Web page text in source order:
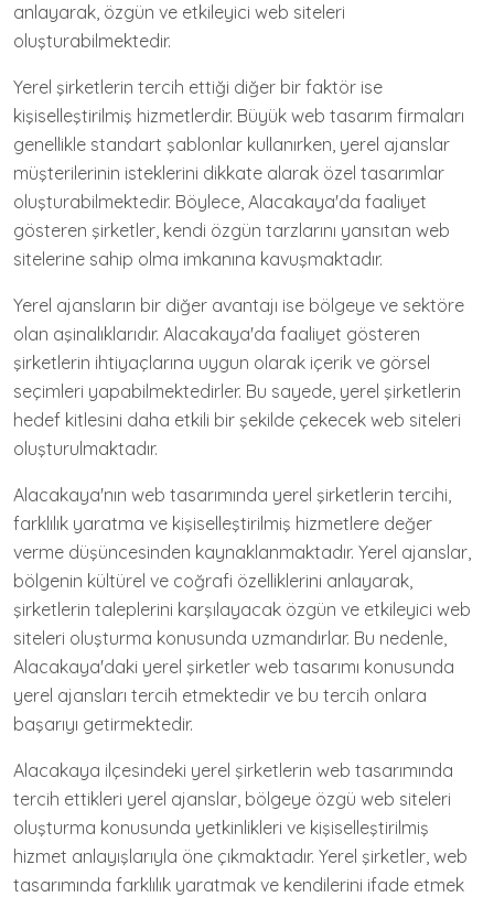
anlayarak, özgün ve etkileyici web siteleri
oluşturabilmektedir.
Yerel şirketlerin tercih ettiği diğer bir faktör ise
kişiselleştirilmiş hizmetlerdir. Büyük web tasarım firmaları
genellikle standart şablonlar kullanırken, yerel ajanslar
müşterilerinin isteklerini dikkate alarak özel tasarımlar
oluşturabilmektedir. Böylece, Alacakaya'da faaliyet
gösteren şirketler, kendi özgün tarzlarını yansıtan web
sitelerine sahip olma imkanına kavuşmaktadır.
Yerel ajansların bir diğer avantajı ise bölgeye ve sektöre
olan aşinalıklarıdır. Alacakaya'da faaliyet gösteren
şirketlerin ihtiyaçlarına uygun olarak içerik ve görsel
seçimleri yapabilmektedirler. Bu sayede, yerel şirketlerin
hedef kitlesini daha etkili bir şekilde çekecek web siteleri
oluşturulmaktadır.
Alacakaya'nın web tasarımında yerel şirketlerin tercihi,
farklılık yaratma ve kişiselleştirilmiş hizmetlere değer
verme düşüncesinden kaynaklanmaktadır. Yerel ajanslar,
bölgenin kültürel ve coğrafi özelliklerini anlayarak,
şirketlerin taleplerini karşılayacak özgün ve etkileyici web
siteleri oluşturma konusunda uzmandırlar. Bu nedenle,
Alacakaya'daki yerel şirketler web tasarımı konusunda
yerel ajansları tercih etmektedir ve bu tercih onlara
başarıyı getirmektedir.
Alacakaya ilçesindeki yerel şirketlerin web tasarımında
tercih ettikleri yerel ajanslar, bölgeye özgü web siteleri
oluşturma konusunda yetkinlikleri ve kişiselleştirilmiş
hizmet anlayışlarıyla öne çıkmaktadır. Yerel şirketler, web
tasarımında farklılık yaratmak ve kendilerini ifade etmek